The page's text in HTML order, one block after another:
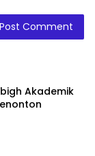
Akademik